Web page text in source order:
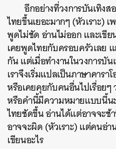
อีกอย่างที่วงการบันเทิงส
ไทยขึ้นเยอะมากๆ (หัวเราะ) เ
พูดไม่ชัด อ่านไม่ออก และเขีย
เคยพูดไทยกับครอบครัวเลย
กัน แต่เมื่อทำงานในวงการบั
เราจึงเริ่มแปลเป็นภาษาคารา
หรือเคยคุยกับคนอื่นไปเรื่อย
หรือคำนี้มีความหมายแบบนี้น
ไทยชัดขึ้น อ่านได้แต่อาจจะช้
อาจจะผิด (หัวเราะ) แต่คนอ่า
เขียนอะไร